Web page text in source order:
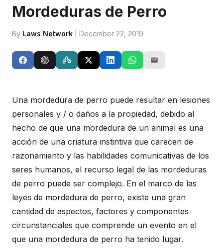
Mordeduras de Perro
By Laws Network | December 22, 2019
Una mordedura de perro puede resultar en lesiones
personales y / o daños a la propiedad, debido al
hecho de que una mordedura de un animal es una
acción de una criatura instintiva que carecen de
razonamiento y las habilidades comunicativas de los
seres humanos, el recurso legal de las mordeduras
de perro puede ser complejo. En el marco de las
leyes de mordedura de perro, existe una gran
cantidad de aspectos, factores y componentes
circunstanciales que comprende un evento en el
que una mordedura de perro ha tenido lugar.